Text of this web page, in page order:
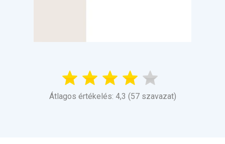
Átlagos értékelés: 4,3 (57 szavazat)